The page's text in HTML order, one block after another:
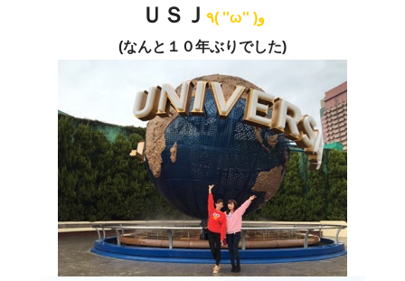
ＵＳＪ
٩( ''ω'' )و
(なんと１０年ぶりでした)